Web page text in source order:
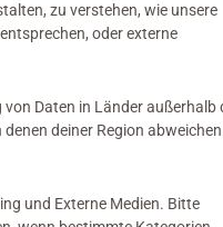
zu verstehen, wie unsere
oder externe
Daten in Länder außerhalb
deiner Region abweichen
und Externe Medien. Bitte